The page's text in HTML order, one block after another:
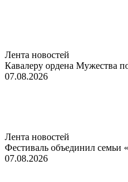
Лента новостей
Кавалеру ордена Мужества
07.08.2026
Лента новостей
Фестиваль объединил семьи
07.08.2026